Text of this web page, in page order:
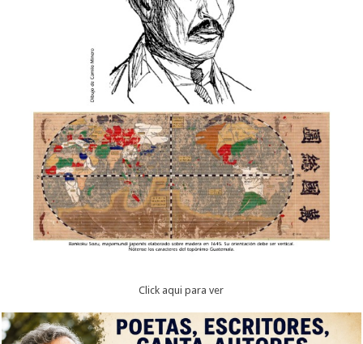
Click aqui para ver